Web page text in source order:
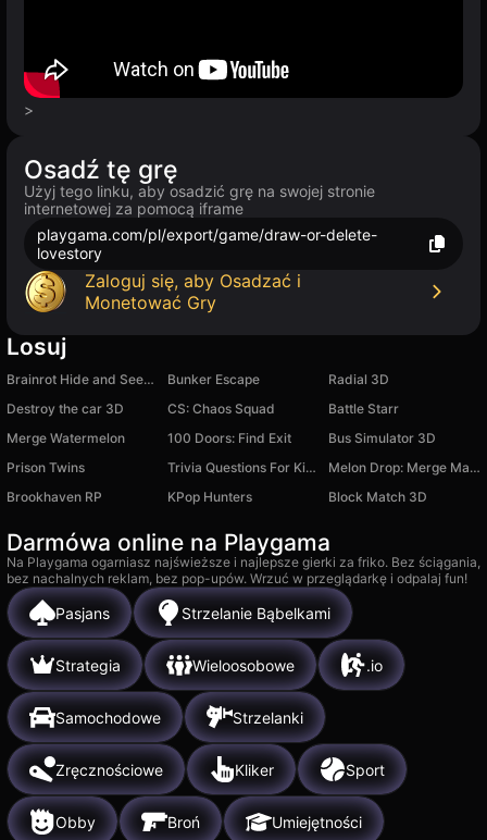
>
Osadź tę grę
Użyj tego linku, aby osadzić grę na swojej stronie
internetowej za pomocą iframe
playgama.com/pl/export/game/draw-or-delete-
lovestory
Zaloguj się, aby Osadzać i
Monetować Gry
Losuj
Brainrot Hide and Seek Classic Bunker Escape
Radial 3D
Destroy the car 3D
CS: Chaos Squad
Battle Starr
Merge Watermelon
100 Doors: Find Exit
Bus Simulator 3D
Prison Twins
Trivia Questions For Kids Quiz
Melon Drop: Merge Master
Brookhaven RP
KPop Hunters Block Match 3D
Darmówa online na Playgama
Na Playgama ogarniasz najświeższe i najlepsze gierki za friko. Bez ściągania,
bez nachalnych reklam, bez pop-upów. Wrzuć w przeglądarkę i odpalaj fun!
Pasjans Strzelanie Bąbelkami
Strategia Wieloosobowe .io
Samochodowe Strzelanki
Zręcznościowe Kliker Sport
Obby Broń Umiejętności